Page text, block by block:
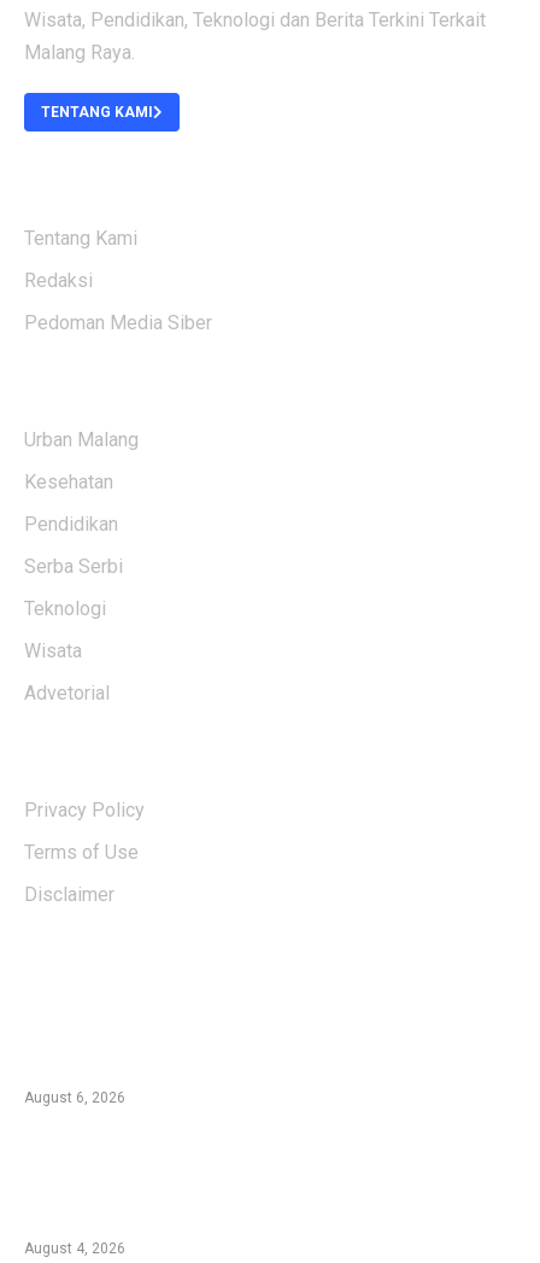
Wisata, Pendidikan, Teknologi dan Berita Terkini Terkait
Malang Raya.
TENTANG KAMI
Tentang Kami
Redaksi
Pedoman Media Siber
Urban Malang
Kesehatan
Pendidikan
Serba Serbi
Teknologi
Wisata
Advetorial
Privacy Policy
Terms of Use
Disclaimer
August 6, 2026
August 4, 2026